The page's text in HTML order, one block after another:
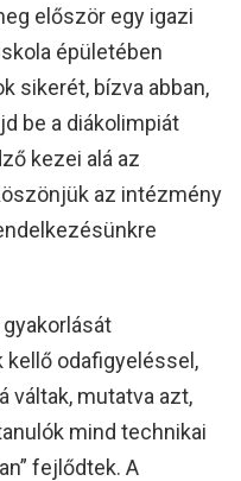
először egy igazi
épületében
sikerét, bízva abban,
be a diákolimpiát
kezei alá az
az intézmény
odafigyeléssel,
váltak, mutatva azt,
mind technikai
fejlődtek. A